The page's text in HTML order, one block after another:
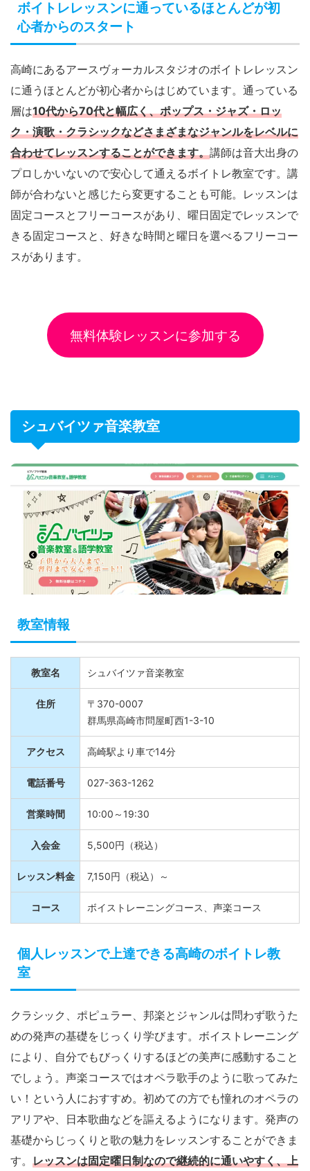
ボイトレレッスンに通っているほとんどが初
心者からのスタート
高崎にあるアースヴォーカルスタジオのボイトレレッスン
に通うほとんどが初心者からはじめています。通っている
層は10代から70代と幅広く、ポップス・ジャズ・ロッ
ク・演歌・クラシックなどさまざまなジャンルをレベルに
合わせてレッスンすることができます。講師は音大出身の
プロしかいないので安心して通えるボイトレ教室です。講
師が合わないと感じたら変更することも可能。レッスンは
固定コースとフリーコースがあり、曜日固定でレッスンで
きる固定コースと、好きな時間と曜日を選べるフリーコー
スがあります。
無料体験レッスンに参加する
シュバイツァ音楽教室
教室情報
教室名 シュバイツァ音楽教室
住所
〒370-0007
群馬県高崎市問屋町西1-3-10
アクセス 高崎駅より車で14分
電話番号 027-363-1262
営業時間 10:00～19:30
入会金 5,500円（税込）
レッスン料金 7,150円（税込）～
コース ボイストレーニングコース、声楽コース
個人レッスンで上達できる高崎のボイトレ教
室
クラシック、ポピュラー、邦楽とジャンルは問わず歌うた
めの発声の基礎をじっくり学びます。ボイストレーニング
により、自分でもびっくりするほどの美声に感動すること
でしょう。声楽コースではオペラ歌手のように歌ってみた
い！という人におすすめ。初めての方でも憧れのオペラの
アリアや、日本歌曲などを謳えるようになります。発声の
基礎からじっくりと歌の魅力をレッスンすることができま
す。 レッスンは固定曜日制なので継続的に通いやすく、上